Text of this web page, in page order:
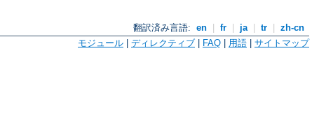
翻訳済み言語: en fr ja tr
zh-cn
モジュール ディレクティブ FAQ 用語 サイトマップ